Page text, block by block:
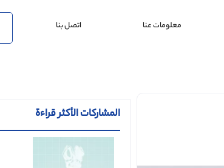
معلومات عنا اتصل بنا
المشاركات الأكثر قراءة